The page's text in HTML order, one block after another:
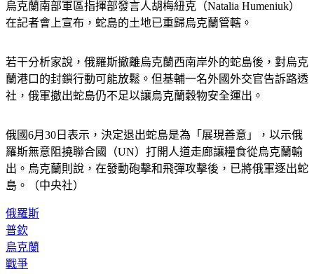
烏克蘭南部軍區指揮部發言人胡梅紐克（Natalia Humeniuk）
在記者會上宣布，蛇島的土地已重歸烏克蘭管轄。
若干分析家說，俄羅斯撤離烏克蘭西南岸外的蛇島後，對烏克
蘭港口的封鎖行動可能放鬆。但基輔一名外國外交官告訴路透
社，俄軍撤出蛇島仍不足以讓烏克蘭穀物安全運出。
俄國6月30日表示，決定退出蛇島是為「展現善意」，以示俄
羅斯無意阻撓聯合國（UN）打開人道走廊讓糧食從烏克蘭輸
出。烏克蘭則說，在發動砲擊和飛彈攻擊後，已將俄軍逐出蛇
島。（中央社）
俄羅斯
普欽
烏克蘭
戰爭